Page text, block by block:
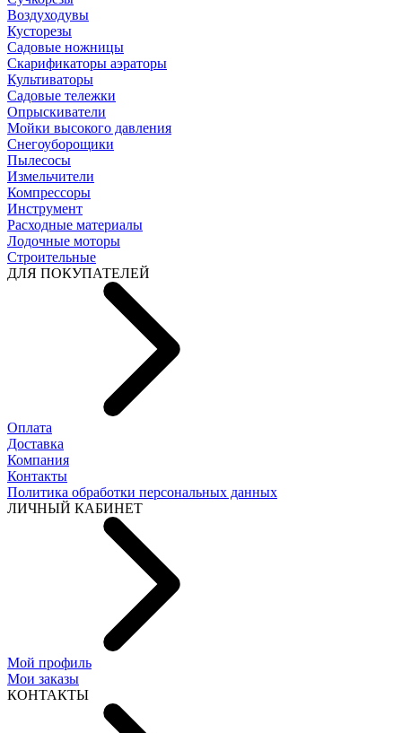
Воздуходувы
Кусторезы
Садовые ножницы
Скарификаторы аэраторы
Культиваторы
Садовые тележки
Опрыскиватели
Мойки высокого давления
Снегоуборощики
Пылесосы
Измельчители
Компрессоры
Инструмент
Расходные материалы
Лодочные моторы
Строительные
ДЛЯ ПОКУПАТЕЛЕЙ
Оплата
Доставка
Компания
Контакты
Политика обработки персональных данных
ЛИЧНЫЙ КАБИНЕТ
Мой профиль
Мои заказы
КОНТАКТЫ